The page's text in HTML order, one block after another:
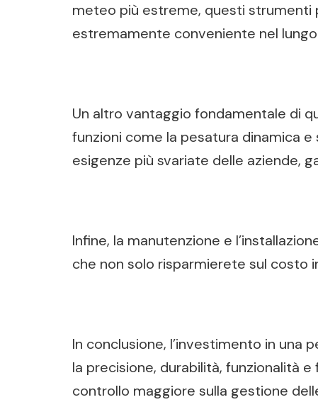
meteo più estreme, questi strumenti
estremamente conveniente nel
Un altro vantaggio fondamentale di
funzioni come la pesatura dinamica
esigenze più svariate delle aziende,
Infine, la manutenzione e
che non solo risparmierete sul costo
In conclusione, l’investimento in una
la precisione, durabilità, funzionalità
controllo maggiore sulla gestione